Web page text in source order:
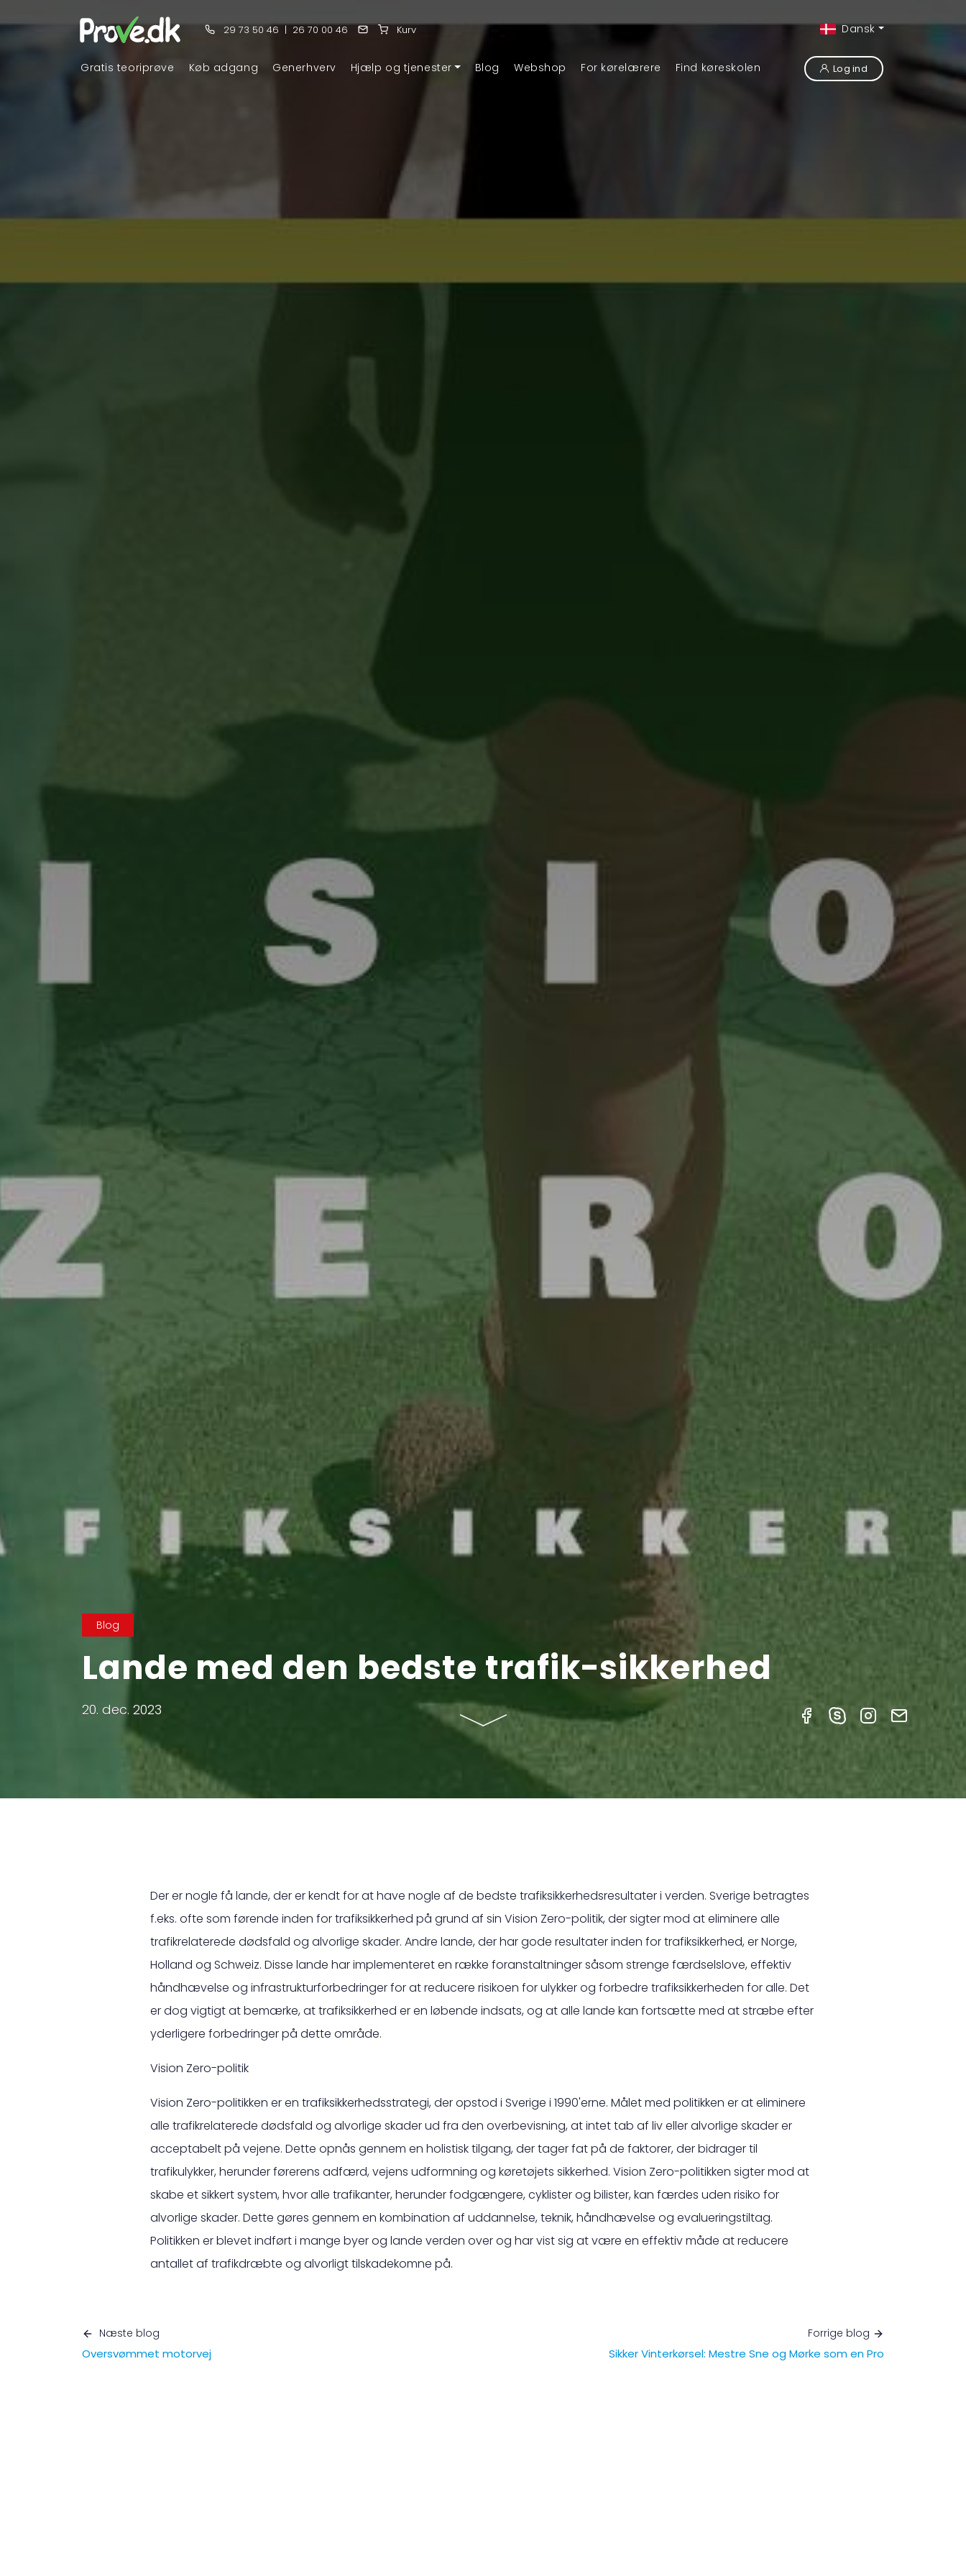
29 73 50 46 | 26 70 00 46 Kurv Dansk
Gratis teoriprøve Køb adgang Generhverv Hjælp og tjenester Blog Webshop For kørelærere Find køreskolen Log ind
Blog
Lande med den bedste trafik-sikkerhed
20. dec. 2023
Der er nogle få lande, der er kendt for at have nogle af de bedste trafiksikkerhedsresultater i verden. Sverige betragtes
f.eks. ofte som førende inden for trafiksikkerhed på grund af sin Vision Zero-politik, der sigter mod at eliminere alle
trafikrelaterede dødsfald og alvorlige skader. Andre lande, der har gode resultater inden for trafiksikkerhed, er Norge,
Holland og Schweiz. Disse lande har implementeret en række foranstaltninger såsom strenge færdselslove, effektiv
håndhævelse og infrastrukturforbedringer for at reducere risikoen for ulykker og forbedre trafiksikkerheden for alle. Det
er dog vigtigt at bemærke, at trafiksikkerhed er en løbende indsats, og at alle lande kan fortsætte med at stræbe efter
yderligere forbedringer på dette område.
Vision Zero-politik
Vision Zero-politikken er en trafiksikkerhedsstrategi, der opstod i Sverige i 1990'erne. Målet med politikken er at eliminere
alle trafikrelaterede dødsfald og alvorlige skader ud fra den overbevisning, at intet tab af liv eller alvorlige skader er
acceptabelt på vejene. Dette opnås gennem en holistisk tilgang, der tager fat på de faktorer, der bidrager til
trafikulykker, herunder førerens adfærd, vejens udformning og køretøjets sikkerhed. Vision Zero-politikken sigter mod at
skabe et sikkert system, hvor alle trafikanter, herunder fodgængere, cyklister og bilister, kan færdes uden risiko for
alvorlige skader. Dette gøres gennem en kombination af uddannelse, teknik, håndhævelse og evalueringstiltag.
Politikken er blevet indført i mange byer og lande verden over og har vist sig at være en effektiv måde at reducere
antallet af trafikdræbte og alvorligt tilskadekomne på.
Næste blog
Oversvømmet motorvej
Forrige blog
Sikker Vinterkørsel: Mestre Sne og Mørke som en Pro